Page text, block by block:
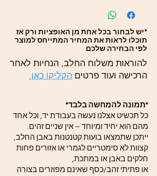
*יש לבחור בכל אחת מן האופציות ורק אז
תוכלו לראות את המחיר המתייחס למוצר
לפי הבחירה שלכם
להוראות משלוח החלב, הנחיות לאחר
הרכישה ועוד פרטים הקליקו כאן.
*תמונה להמחשה בלבד*
כל תכשיט אצלנו נעשה בעבודת יד, וכל אחד
מהם הוא יחיד ומיוחד – אין שניים זהים.
ייתכן שתמצאו בועות קטנטנות באבן החלב,
קצוות לא סימטריים לגמרי או אזורים פחות
חלקים באבן או במתכת,
או פתיתי זהב/כסף שאינם מפוזרים בצורה